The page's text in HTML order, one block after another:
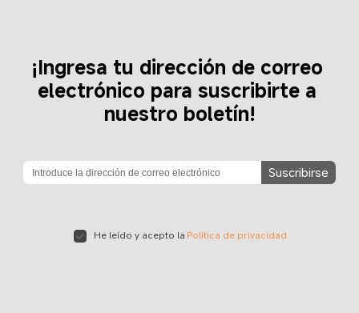
¡Ingresa tu dirección de correo
electrónico para suscribirte a
nuestro boletín!
Suscribirse
He leído y acepto la Política de privacidad